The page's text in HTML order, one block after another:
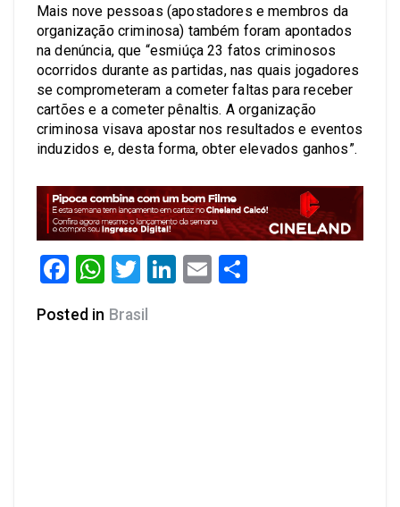
Mais nove pessoas (apostadores e membros da
organização criminosa) também foram apontados
na denúncia, que “esmiúça 23 fatos criminosos
ocorridos durante as partidas, nas quais jogadores
se comprometeram a cometer faltas para receber
cartões e a cometer pênaltis. A organização
criminosa visava apostar nos resultados e eventos
induzidos e, desta forma, obter elevados ganhos”.
Facebook
WhatsApp
Twitter
LinkedIn
Email
Posted in Brasil